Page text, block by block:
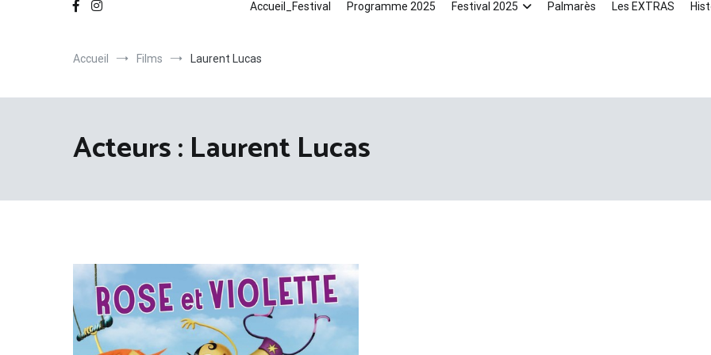
Accueil_Festival Programme 2025 Festival 2025 Palmarès Les EXTRAS
Accueil Films Laurent Lucas
Acteurs : Laurent Lucas